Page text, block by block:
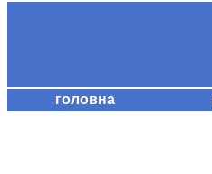
головна